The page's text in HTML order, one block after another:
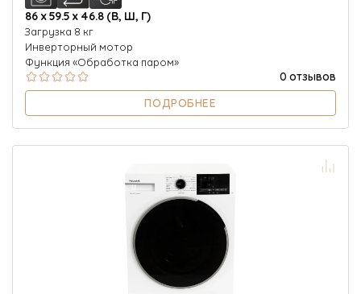
86 х 59.5 х 46.8 (В, Ш, Г)
Загрузка 8 кг
Инверторный мотор
Функция «Обработка паром»
0 отзывов
ПОДРОБНЕЕ